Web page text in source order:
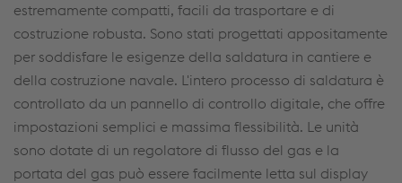
estremamente compatti, facili da trasportare e di
costruzione robusta. Sono stati progettati appositamente
per soddisfare le esigenze della saldatura in cantiere e
della costruzione navale. L'intero processo di saldatura è
controllato da un pannello di controllo digitale, che offre
impostazioni semplici e massima flessibilità. Le unità
sono dotate di un regolatore di flusso del gas e la
portata del gas può essere facilmente letta sul display